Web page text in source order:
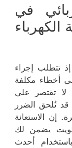
في
الكهرباء
إذ تتطلب إجراء
أخطاء مكلفة
لا تقتصر على
تُلحق الضرر
إن الاستعانة
يضمن لك
أحدث